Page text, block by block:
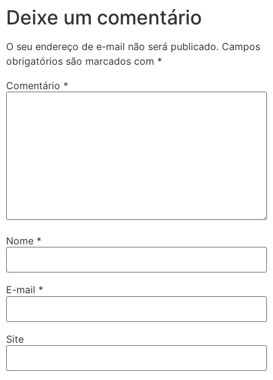
Deixe um comentário
O seu endereço de e-mail não será publicado. Campos
obrigatórios são marcados com *
Comentário *
Nome *
E-mail *
Site